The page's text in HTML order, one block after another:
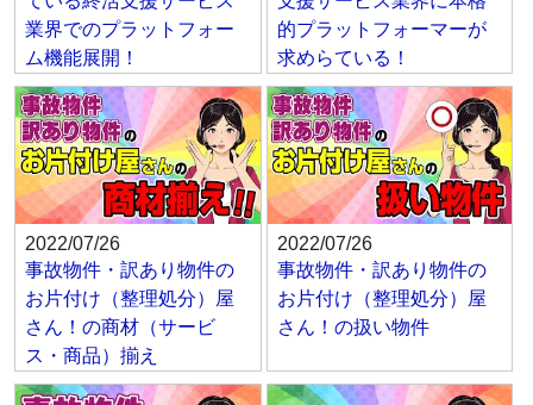
業界でのプラットフォー
ム機能展開！
的プラットフォーマーが
求めらている！
2022/07/26
事故物件・訳あり物件の
お片付け（整理処分）屋
さん！の商材（サービ
ス・商品）揃え
2022/07/26
事故物件・訳あり物件の
お片付け（整理処分）屋
さん！の扱い物件